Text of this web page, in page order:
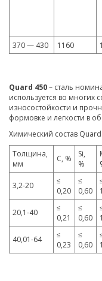
370 — 430 1160
Quard 450– сталь
используется во многих
износостойкости и
формовке и легкости в
Химический состав
Толщина,
мм
C, %
Si,
%
3,2-20
≤
0,20
≤
0,60
20,1-40
≤
0,21
≤
0,60
40,01-64
≤
0,23
≤
0,60